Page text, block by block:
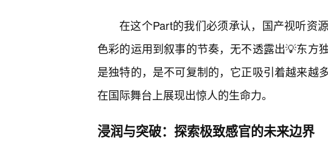
在这个Part的我们必须承认，国产视听资
色彩的运用到叙事的节奏，无不透露出💡东方
是独特的，是不可复制的，它正吸引着越来越
在国际舞台上展现出惊人的生命力。
浸润与突破：探索极致感官的未来边界